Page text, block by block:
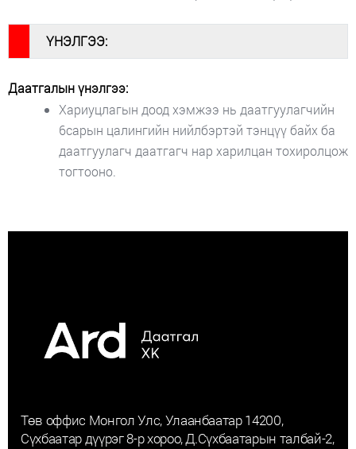
ҮНЭЛГЭЭ:
Даатгалын үнэлгээ:
Хариуцлагын доод хэмжээ нь даатгуулагчийн
6сарын цалингийн нийлбэртэй тэнцүү байх ба
даатгуулагч даатгагч нар харилцан тохиролцож
тогтооно.
Төв оффис Монгол Улс, Улаанбаатар 14200,
Сүхбаатар дүүрэг 8-р хороо, Д.Сүхбаатарын талбай-2,